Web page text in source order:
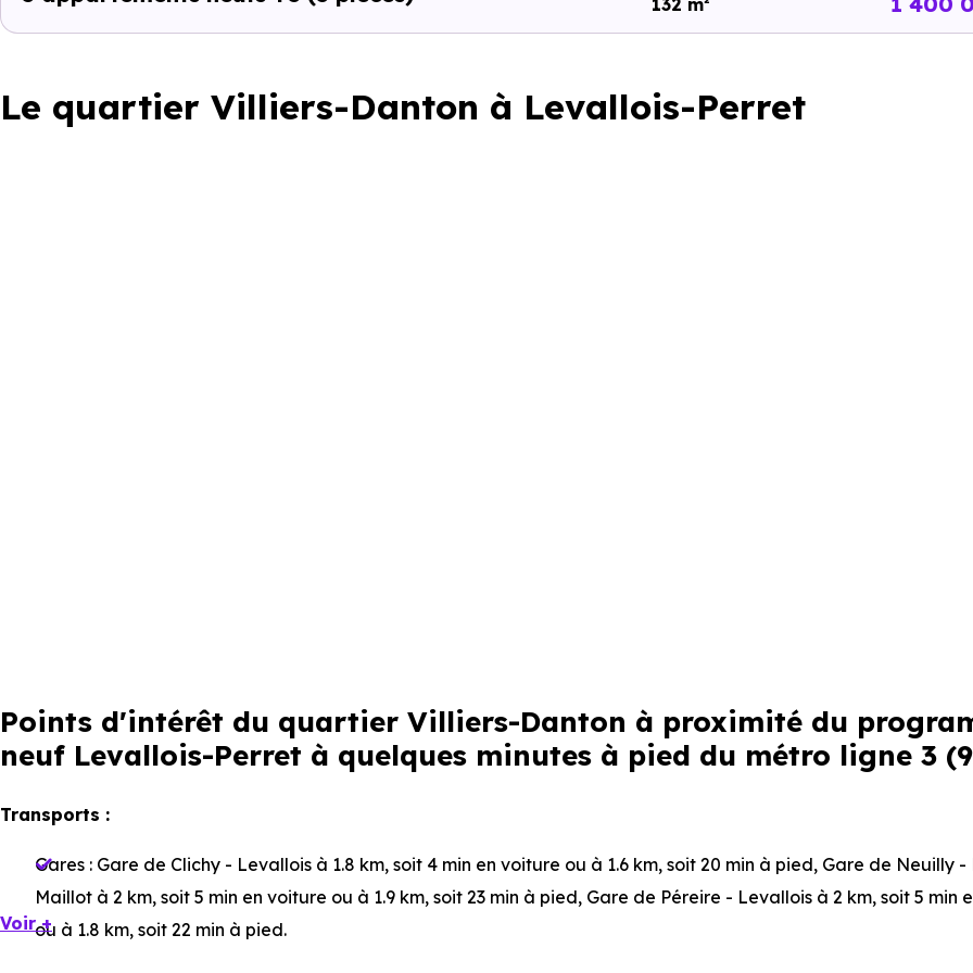
132 m²
Le quartier Villiers-Danton à Levallois-Perret
Points d'intérêt du quartier Villiers-Danton à proximité du
neuf Levallois-Perret à quelques minutes à pied du métro ligne 3
Transports :
Gares : Gare de Clichy - Levallois à 1.8 km, soit 4 min en voiture ou à 1.6 km, soit 20 min à pied, Gare de Neuilly -
Maillot à 2 km, soit 5 min en voiture ou à 1.9 km, soit 23 min à pied, Gare de Péreire - Levallois à 2 km, soit 5 min
ou à 1.8 km, soit 22 min à pied.
Voir +